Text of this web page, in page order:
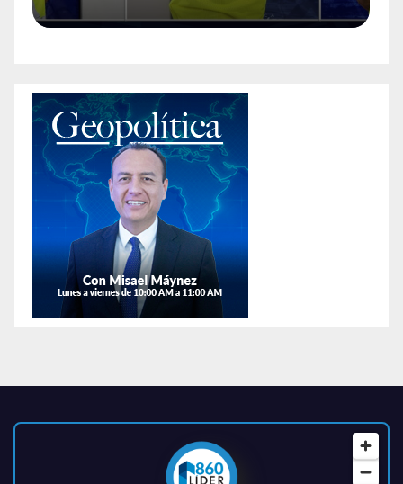
encontrarles un arma en la